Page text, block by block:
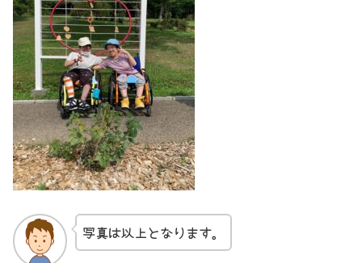
写真は以上となります。